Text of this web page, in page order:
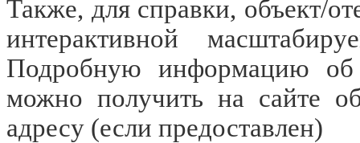
Также, для справки, объект/
интерактивной
Подробную информацию об
можно получить на сайте
адресу (если предоставлен)